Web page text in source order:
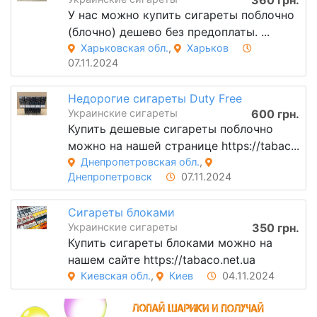
У нас можно купить сигареты поблочно
(блочно) дешево без предоплаты. ...
Харьковская обл.,
Харьков
07.11.2024
Недорогие сигареты Duty Free
600 грн.
Украинские сигареты
Купить дешевые сигареты поблочно
можно на нашей странице https://tabac...
Днепропетровская обл.,
Днепропетровск
07.11.2024
Сигареты блоками
350 грн.
Украинские сигареты
Купить сигареты блоками можно на
нашем сайте https://tabaco.net.ua
Киевская обл., Киев 04.11.2024